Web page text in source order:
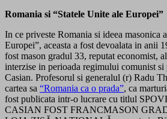
Romania si “Statele Unite ale Europei”
In ce priveste Romania si ideea masonica
Europei”, aceasta a fost devoalata in anii
fost mason gradul 33, reputat economist,
interzise in perioada regimului comunist si
Casian. Profesorul si generalul (r) Radu
cartea sa “Romania ca o prada”, ca
fost publicata intr-o lucrare cu titlul
CASIAN FOST FRANCMASON